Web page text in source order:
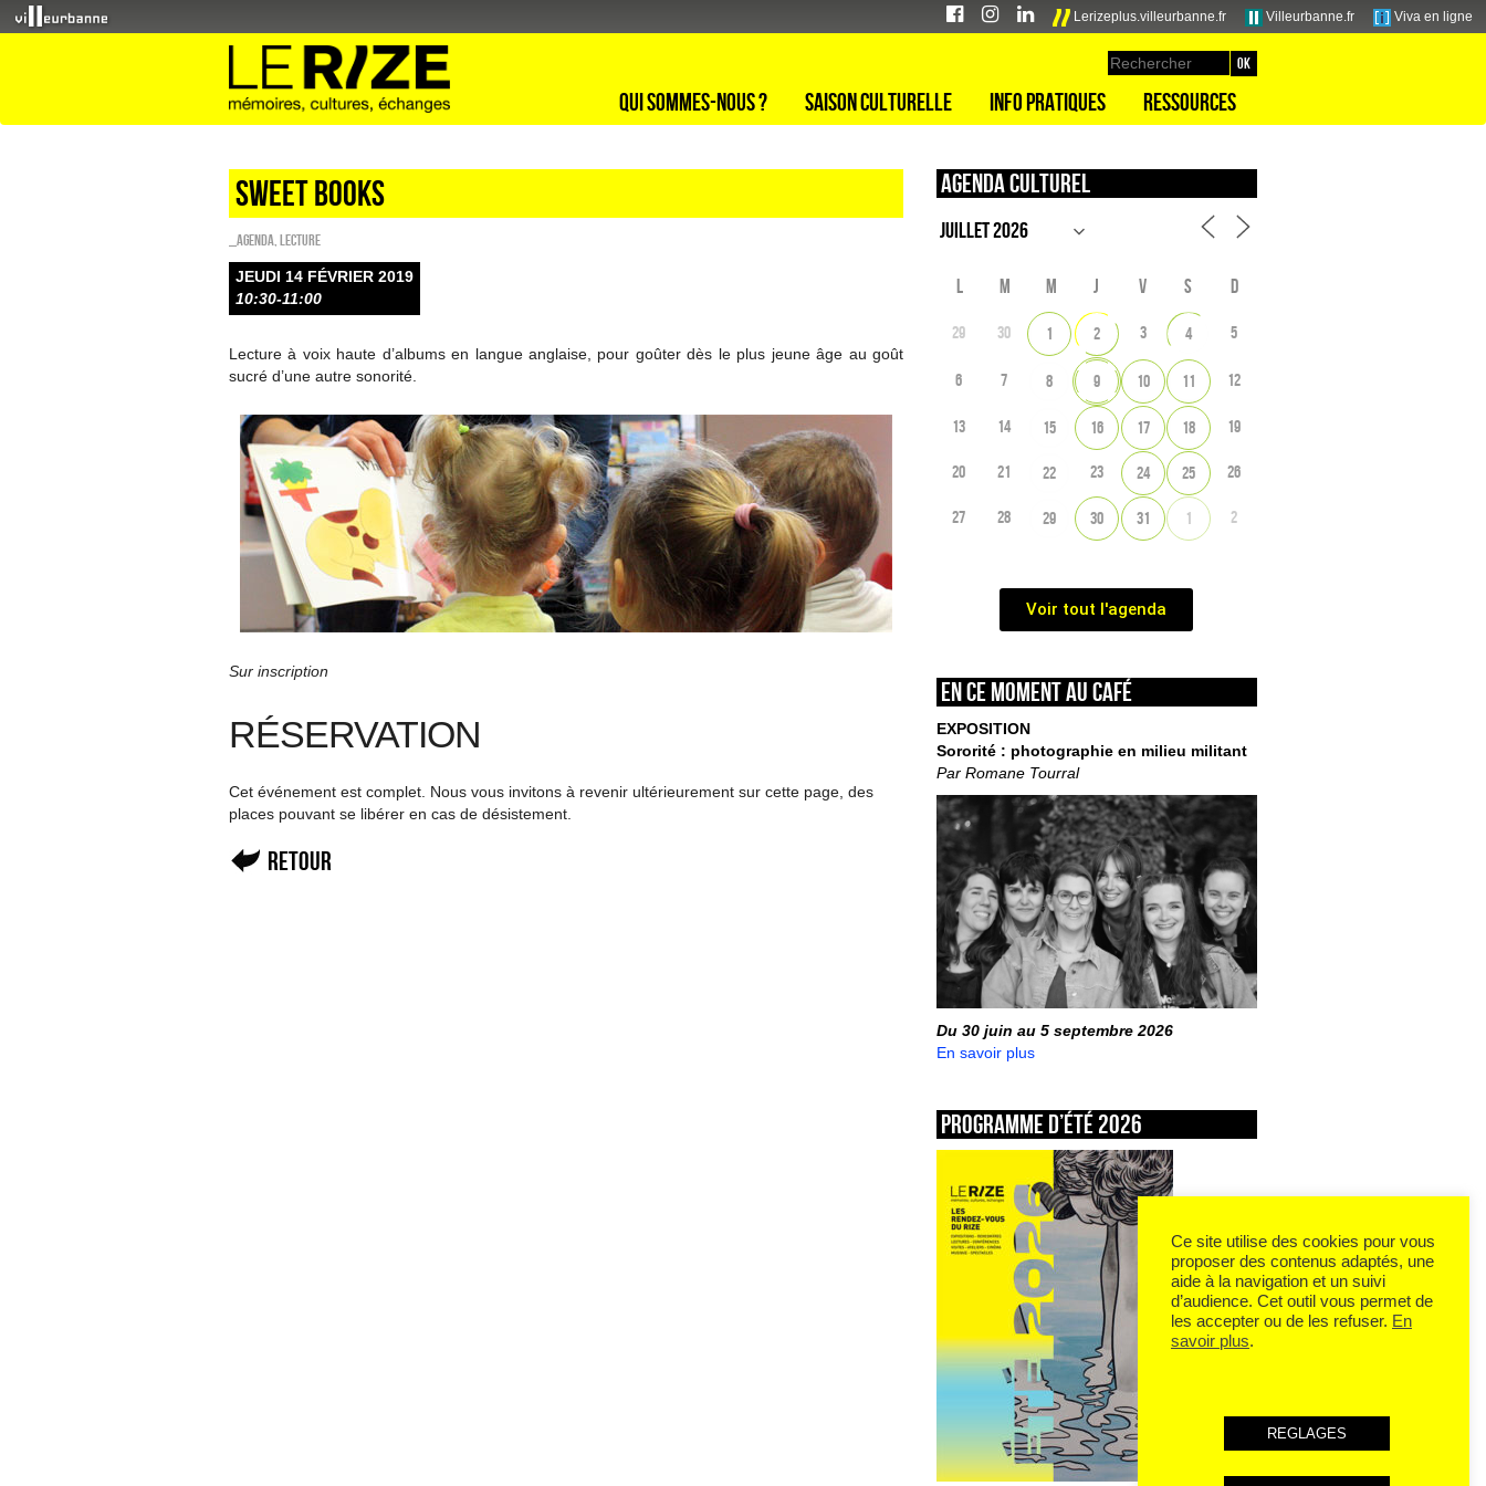
Lerizeplus.villeurbanne.fr Villeurbanne.fr Viva en ligne
Qui sommes-nous ? Saison culturelle Info pratiques Ressources
Sweet Books
_Agenda Lecture
JEUDI 14 FÉVRIER 2019
10:30-11:00
Lecture à voix haute d’albums en langue anglaise, pour goûter dès le plus jeune âge au goût
sucré d’une autre sonorité.
Sur inscription
RÉSERVATION
Cet événement est complet. Nous vous invitons à revenir ultérieurement sur cette page, des
places pouvant se libérer en cas de désistement.
Retour
Agenda culturel
L M M J V S D
29 30 1 2 3 4 5
6 7 8 9 10 11 12
13 14 15 16 17 18 19
20 21 22 23 24 25 26
27 28 29 30 31 1 2
Voir tout l'agenda
En ce moment au café
EXPOSITION
Sororité : photographie en milieu militant
Par Romane Tourral
Du 30 juin au 5 septembre 2026
En savoir plus
Programme d’été 2026
Ce site utilise des cookies pour vous
proposer des contenus adaptés, une
aide à la navigation et un suivi
d’audience. Cet outil vous permet de
les accepter ou de les refuser. En
savoir plus.
REGLAGES